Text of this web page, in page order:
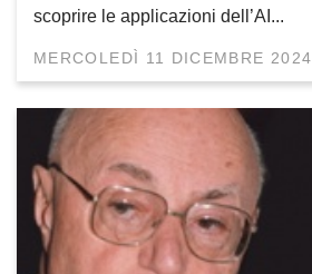
scoprire le applicazioni dell’AI...
MERCOLEDÌ 11 DICEMBRE 2024